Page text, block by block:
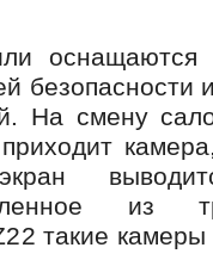
оснащаются
безопасности
На смену
из
такие камеры